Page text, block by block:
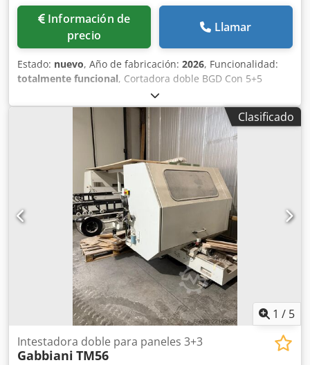
Información de
precio
Llamar
Estado: nuevo, Año de fabricación: 2026, Funcionalidad:
totalmente funcional, Cortadora doble BGD Con 5+5
motores Ancho mínimo de trabajo: 70 mm Ancho máximo
de trabajo: 3000 mm Grosor: 4-60 mm Cjdpszfvvcjfx Am
Esrf Personalizable según las necesidades del cliente.
Clasificado
1 / 5
Intestadora doble para paneles 3+3
Gabbiani TM56